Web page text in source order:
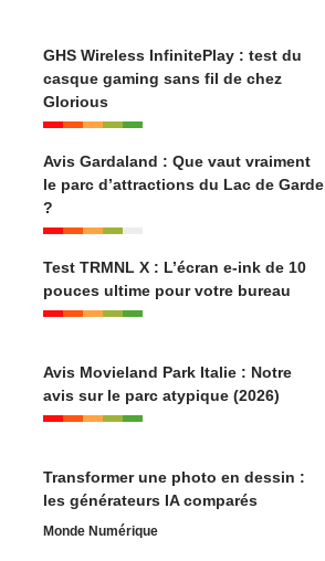
GHS Wireless InfinitePlay : test du
casque gaming sans fil de chez
Glorious
Avis Gardaland : Que vaut vraiment
le parc d’attractions du Lac de Garde
?
Test TRMNL X : L’écran e-ink de 10
pouces ultime pour votre bureau
Avis Movieland Park Italie : Notre
avis sur le parc atypique (2026)
Transformer une photo en dessin :
les générateurs IA comparés
Monde Numérique